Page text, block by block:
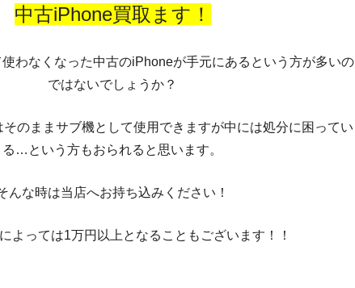
中古iPhone買取ます！
わなくなった中古のiPhoneが手元にあるという方が多いの
ではないでしょうか？
のままサブ機として使用できますが中には処分に困ってい
る…という方もおられると思います。
んな時は当店へお持ち込みください！
よっては1万円以上となることもございます！！